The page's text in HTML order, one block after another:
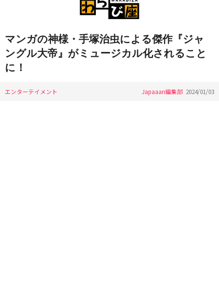
マンガの神様・手塚治虫による傑作『ジャ
ングル大帝』がミュージカル化されること
に！
エンターテイメント Japaaan編集部 2024/01/03